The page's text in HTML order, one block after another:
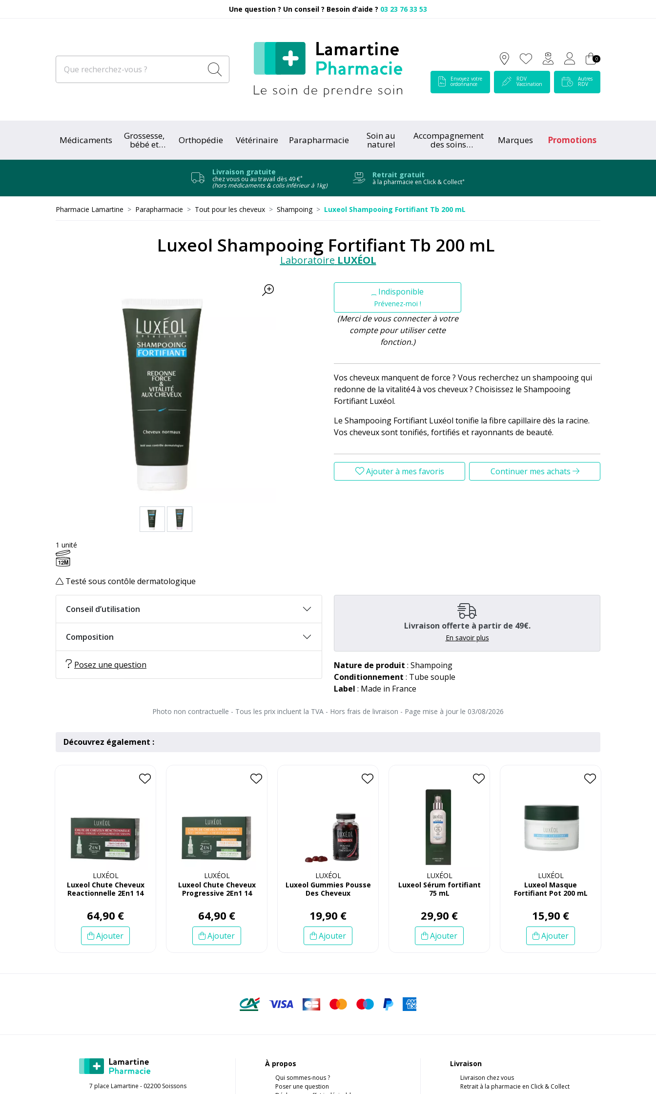
Une question ? Un conseil ? Besoin d’aide ? 03 23 76 33 53
0
Envoyez votre
ordonnance
RDV
Vaccination
Autres
RDV
Médicaments Grossesse,
bébé et Orthopédie Vétérinaire Parapharmacie Soin au
naturel
Accompagnement
des soins Marques Promotions
Livraison gratuite
chez vous ou au travail dès 49 €*
(hors médicaments & colis inférieur à 1kg)
Retrait gratuit
à la pharmacie en Click & Collect*
Pharmacie Lamartine Parapharmacie Tout pour les cheveux Shampoing Luxeol Shampooing Fortifiant Tb 200 mL
Luxeol Shampooing Fortifiant Tb 200 mL
Laboratoire LUXÉOL
1 unité
12M
Testé sous contôle dermatologique
Indisponible
Prévenez-moi !
(Merci de vous connecter à votre
compte pour utiliser cette
fonction.)
Vos cheveux manquent de force ? Vous recherchez un shampooing qui
redonne de la vitalité4 à vos cheveux ? Choisissez le Shampooing
Fortifiant Luxéol.
Le Shampooing Fortifiant Luxéol tonifie la fibre capillaire dès la racine.
Vos cheveux sont tonifiés, fortifiés et rayonnants de beauté.
Ajouter à mes favoris Continuer mes achats
Conseil d’utilisation
Composition
Posez une question
Livraison offerte à partir de 49€.
En savoir plus
Nature de produit : Shampoing
Conditionnement : Tube souple
Label : Made in France
Photo non contractuelle - Tous les prix incluent la TVA - Hors frais de livraison - Page mise à jour le 03/08/2026
Découvrez également :
LUXÉOL
Luxeol Chute Cheveux
Reactionnelle 2En1 14
64,90 €
Ajouter
LUXÉOL
Luxeol Chute Cheveux
Progressive 2En1 14
64,90 €
Ajouter
LUXÉOL
Luxeol Gummies Pousse
Des Cheveux
19,90 €
Ajouter
LUXÉOL
Luxeol Sérum fortifiant
75 mL
29,90 €
Ajouter
LUXÉOL
Luxeol Masque
Fortifiant Pot 200 mL
15,90 €
Ajouter
7 place Lamartine - 02200 Soissons
À propos
Qui sommes-nous ?
Poser une question
Livraison
Livraison chez vous
Retrait à la pharmacie en Click & Collect